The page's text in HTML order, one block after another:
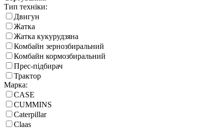
Тип техніки:
Двигун
Жатка
Жатка кукурудзяна
Комбайн зернозбиральний
Комбайн кормозбиральний
Прес-підбирач
Трактор
Марка:
CASE
CUMMINS
Caterpillar
Claas